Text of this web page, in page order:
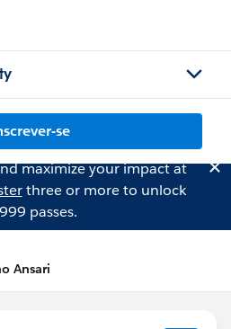
se
maximize your impact at
three or more to unlock
passes.
Ansari